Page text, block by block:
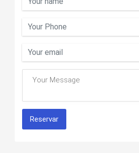
Reservar